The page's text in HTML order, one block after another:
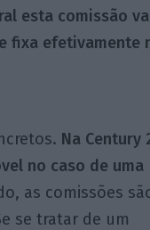
esta comissão
fixa efetivamente
Na Century
no caso de uma
as comissões
se tratar de um